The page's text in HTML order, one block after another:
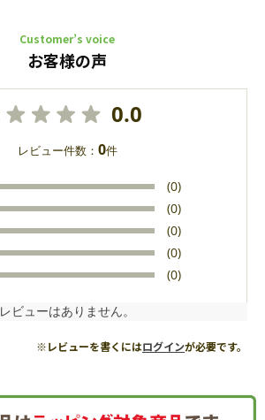
Customer’s voice
お客様の声
0.0
レビュー件数： 0件
(0)
(0)
(0)
(0)
(0)
レビューはありません。
※レビューを書くにはログインが必要です。